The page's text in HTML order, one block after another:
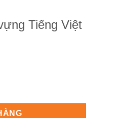
Tiếng Việt
₫.
số lượng